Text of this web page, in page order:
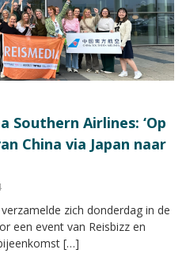
Southern Airlines: ‘Op
China via Japan naar
zich donderdag in de
een event van Reisbizz en
[…]